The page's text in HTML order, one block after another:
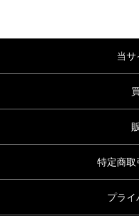
当サ
特定商取
プライ